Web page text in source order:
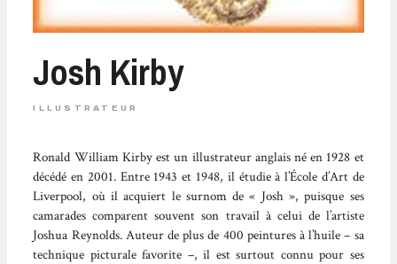
Josh Kirby
ILLUSTRATEUR
Ronald William Kirby est un illustrateur anglais né en 1928 et
décédé en 2001. Entre 1943 et 1948, il étudie à l’École d’Art de
Liverpool, où il acquiert le surnom de « Josh », puisque ses
camarades comparent souvent son travail à celui de l’artiste
Joshua Reynolds. Auteur de plus de 400 peintures à l’huile – sa
technique picturale favorite –, il est surtout connu pour ses